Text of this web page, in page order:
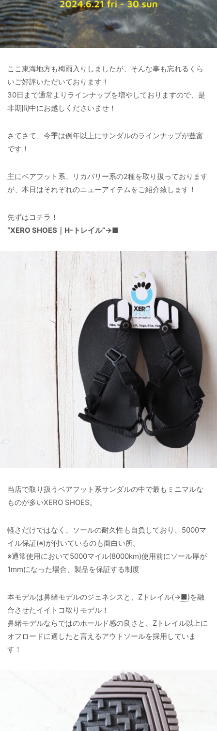
ここ東海地方も梅雨入りしましたが、そんな事も忘れるくら
いご好評いただいております！
30日まで通常よりラインナップを増やしておりますので、是
非期間中にお越しくださいませ！
さてさて、今季は例年以上にサンダルのラインナップが豊富
です！
主にベアフット系、リカバリー系の2種を取り扱っております
が、本日はそれぞれのニューアイテムをご紹介致します！
先ずはコチラ！
“XERO SHOES｜H-トレイル”→■
当店で取り扱うベアフット系サンダルの中で最もミニマルな
ものが多いXERO SHOES。
軽さだけではなく、ソールの耐久性も自負しており、5000マ
イル保証(※)が付いているのも面白い所。
※通常使用において5000マイル(8000km)使用前にソール厚が
1mmになった場合、製品を保証する制度
本モデルは鼻緒モデルのジェネシスと、Zトレイル(→■)を融
合させたイイトコ取りモデル！
鼻緒モデルならではのホールド感の良さと、Zトレイル以上に
オフロードに適したと言えるアウトソールを採用していま
す！